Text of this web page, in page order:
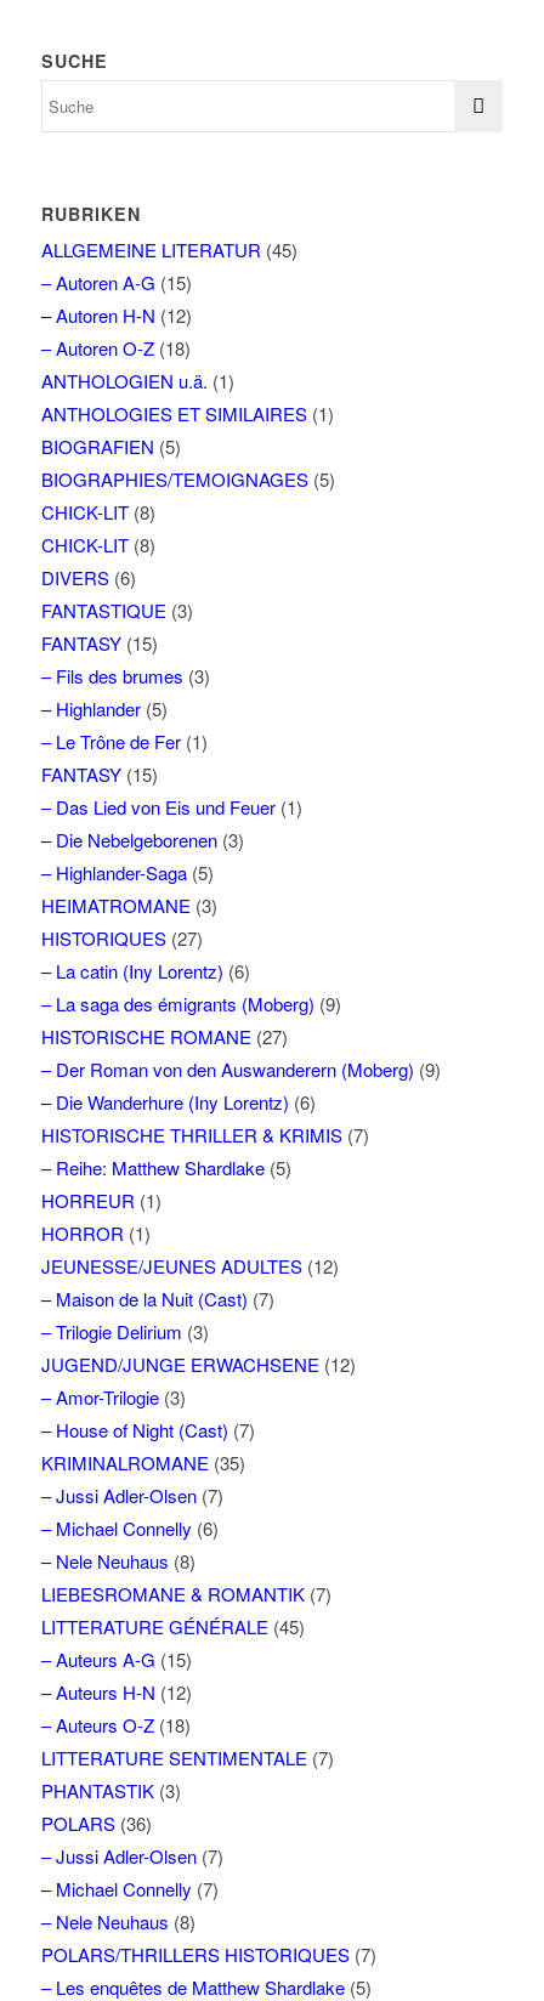
SUCHE
RUBRIKEN
ALLGEMEINE LITERATUR (45)
– Autoren A-G (15)
– Autoren H-N (12)
– Autoren O-Z(18)
ANTHOLOGIEN u.ä. (1)
ANTHOLOGIES ET SIMILAIRES(1)
BIOGRAFIEN (5)
BIOGRAPHIES/TEMOIGNAGES(5)
CHICK-LIT(8)
CHICK-LIT(8)
DIVERS(6)
FANTASTIQUE (3)
FANTASY(15)
– Fils des brumes (3)
– Highlander(5)
– Le Trône de Fer(1)
FANTASY(15)
– Das Lied von Eis und Feuer(1)
– Die Nebelgeborenen(3)
– Highlander-Saga(5)
HEIMATROMANE (3)
HISTORIQUES(27)
– La catin (Iny Lorentz) (6)
– La saga des émigrants (Moberg) (9)
HISTORISCHE ROMANE (27)
– Der Roman von den Auswanderern (Moberg) (9)
– Die Wanderhure (Iny Lorentz) (6)
HISTORISCHE THRILLER & KRIMIS(7)
– Reihe: Matthew Shardlake(5)
HORREUR (1)
HORROR (1)
JEUNESSE/JEUNES ADULTES(12)
– Maison de la Nuit (Cast) (7)
– Trilogie Delirium (3)
JUGEND/JUNGE ERWACHSENE (12)
– Amor-Trilogie(3)
– House of Night (Cast) (7)
KRIMINALROMANE (35)
– Jussi Adler-Olsen(7)
– Michael Connelly (6)
– Nele Neuhaus (8)
LIEBESROMANE & ROMANTIK(7)
LITTERATURE GÉNÉRALE (45)
– Auteurs A-G (15)
– Auteurs H-N (12)
– Auteurs O-Z(18)
LITTERATURE SENTIMENTALE (7)
PHANTASTIK(3)
POLARS(36)
– Jussi Adler-Olsen(7)
– Michael Connelly (7)
– Nele Neuhaus (8)
POLARS/THRILLERS HISTORIQUES(7)
– Les enquêtes de Matthew Shardlake(5)